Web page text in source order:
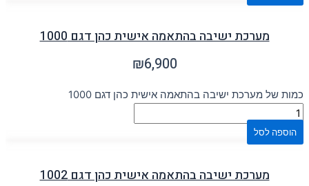
מערכת ישיבה בהתאמה אישית כהן דגם 1000
₪6,900
כמות של מערכת ישיבה בהתאמה אישית כהן דגם 1000
הוספה לסל
מערכת ישיבה בהתאמה אישית כהן דגם 1002